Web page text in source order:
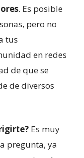
. Es posible
pero no
tus
en redes
de que se
de diversos
Es muy
pregunta, ya